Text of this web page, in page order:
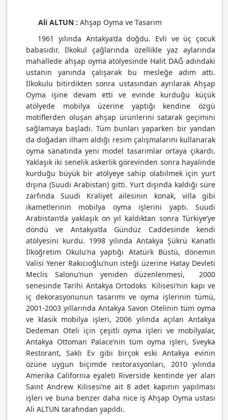
Ali ALTUN :Ahşap Oyma ve Tasarım
1961 yılında Antakya’da doğdu. Evli ve üç çocuk
babasıdır. İlkokul çağlarında özellikle yaz aylarında
mahallede ahşap oyma atölyesinde Halit DAĞ adındaki
ustanın yanında çalışarak bu mesleğe adım attı.
İlkokulu bitirdikten sonra ustasından ayrılarak Ahşap
Oyma işine devam etti ve evinde kurduğu küçük
atölyede mobilya üzerine yaptığı kendine özgü
motiflerden oluşan ahşap ürünlerini satarak geçimini
sağlamaya başladı. Tüm bunları yaparken bir yandan
da doğadan ilham aldığı resim çalışmalarını kullanarak
oyma sanatında yeni model tasarımlar ortaya çıkardı.
Yaklaşık iki senelik askerlik görevinden sonra hayalinde
kurduğu büyük bir atölyeye sahip olabilmek için yurt
dışına (Suudi Arabistan) gitti. Yurt dışında kaldığı süre
zarfında Suudi Kraliyet ailesinin konak, villa gibi
ikametlerinin mobilya oyma işlerini yaptı. Suudi
Arabistan’da yaklaşık on yıl kaldıktan sonra Türkiye’ye
döndü ve Antakya’da Gündüz Caddesinde kendi
atölyesini kurdu. 1998 yılında Antakya Şükrü Kanatlı
İlköğretim Okulu’na yaptığı Atatürk Büstü, dönemin
Valisi Yener Rakıcıoğlu’nun isteği üzerine Hatay Devleti
Meclis Salonu’nun yeniden düzenlenmesi, 2000
senesinde Tarihi Antakya Ortodoks Kilisesi’nin kapı ve
iç dekorasyonunun tasarımı ve oyma işlerinin tümü,
2001-2003 yıllarında Antakya Savon Otelinin tüm oyma
ve klasik mobilya işleri, 2006 yılında açılan Antakya
Dedeman Oteli için çeşitli oyma işleri ve mobilyalar,
Antakya Ottoman Palace’nin tüm oyma işleri, Sveyka
Restorant, Saklı Ev gibi birçok eski Antakya evinin
özüne uygun biçimde restorasyonları, 2010 yılında
Amerika California eyaleti Riverside kentinde yer alan
Saint Andrew Kilisesi’ne ait 8 adet kapının yapılması
işleri ve buna benzer daha nice iş Ahşap Oyma ustası
Ali ALTUN tarafından yapıldı.